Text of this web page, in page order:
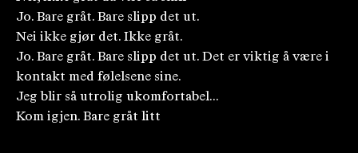
Jo. Bare gråt. Bare slipp det ut.
Nei ikke gjør det. Ikke gråt.
Jo. Bare gråt. Bare slipp det ut. Det er viktig å være i
kontakt med følelsene sine.
Jeg blir så utrolig ukomfortabel...
Kom igjen. Bare gråt litt